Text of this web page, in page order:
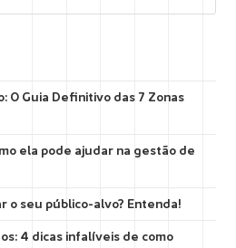
O Guia Definitivo das 7 Zonas
ela pode ajudar na gestão de
o seu público-alvo? Entenda!
4 dicas infalíveis de como